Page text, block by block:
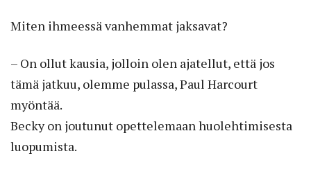
Miten ihmeessä vanhemmat jaksavat?
– On ollut kausia, jolloin olen ajatellut, että jos
tämä jatkuu, olemme pulassa, Paul Harcourt
myöntää.
Becky on joutunut opettelemaan huolehtimisesta
luopumista.